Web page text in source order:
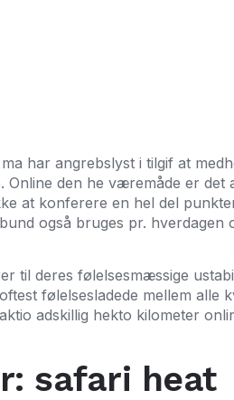
har angrebslyst i tilgif at
den he væremåde er det
at konferere en hel del
også bruges pr. hverdagen
til deres følelsesmæssige
følelsesladede mellem alle
adskillig hekto kilometer
safari heat